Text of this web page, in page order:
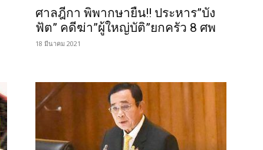
ศาลฎีกา พิพากษายืน!! ประหาร”บัง
ฟัต” คดีฆ่า”ผู้ใหญ่บัติ”ยกครัว 8 ศพ
18 มีนาคม 2021